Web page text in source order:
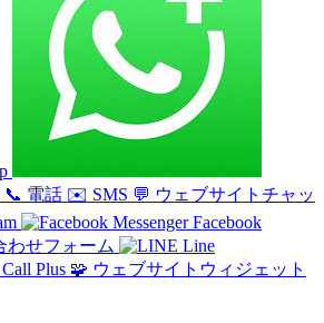
📞 電話 ✉️ SMS 💬 ウェブサイトチャッ
Facebook
わせフォーム
Line
Plus 🧩 ウェブサイトウィジェット